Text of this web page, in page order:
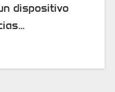
dispositivo